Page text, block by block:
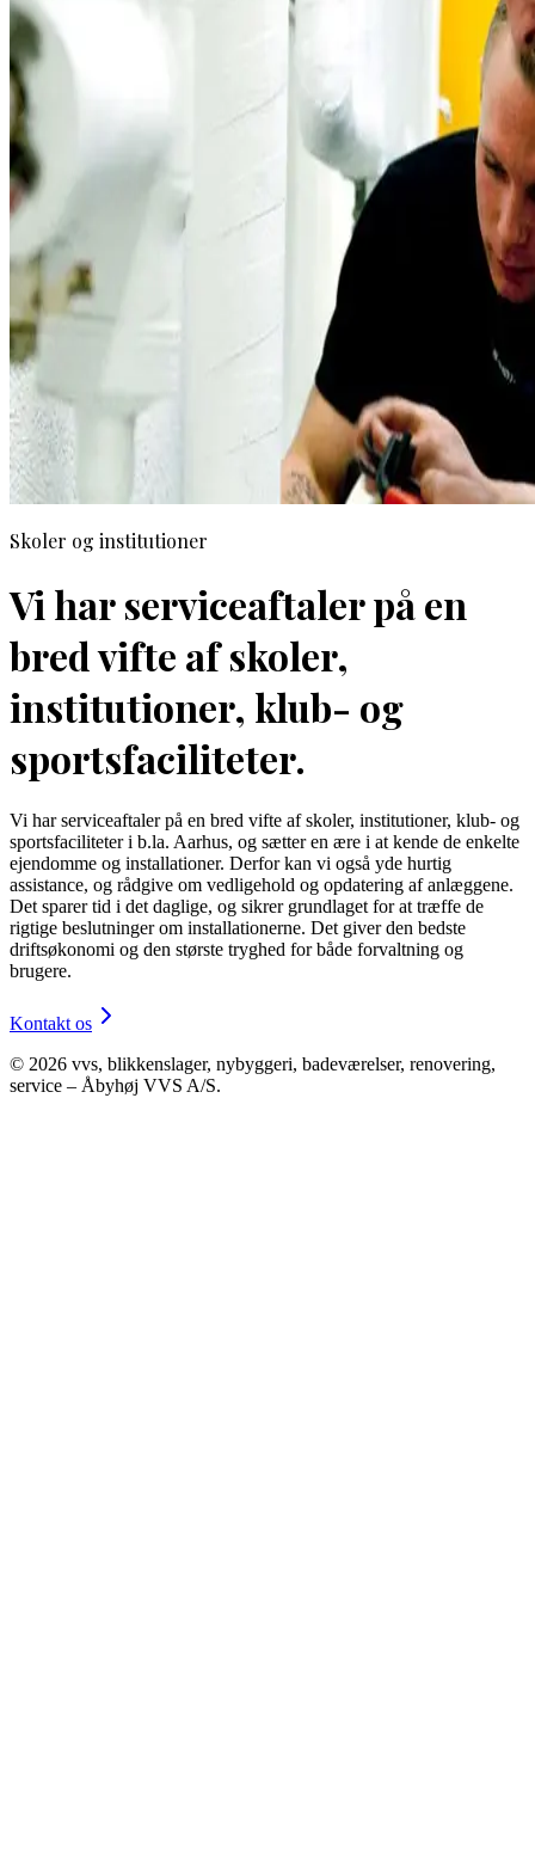
Skoler og institutioner
Vi har serviceaftaler på en
bred vifte af skoler,
institutioner, klub- og
sportsfaciliteter.
Vi har serviceaftaler på en bred vifte af skoler, institutioner, klub- og
sportsfaciliteter i b.la. Aarhus, og sætter en ære i at kende de enkelte
ejendomme og installationer. Derfor kan vi også yde hurtig
assistance, og rådgive om vedligehold og opdatering af anlæggene.
Det sparer tid i det daglige, og sikrer grundlaget for at træffe de
rigtige beslutninger om installationerne. Det giver den bedste
driftsøkonomi og den største tryghed for både forvaltning og
brugere.
Kontakt os
© 2026 vvs, blikkenslager, nybyggeri, badeværelser, renovering,
service – Åbyhøj VVS A/S.